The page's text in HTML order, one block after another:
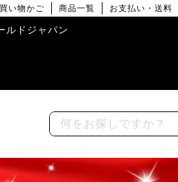
い物かご 商品一覧 お支払い・送料
ルドジャパン